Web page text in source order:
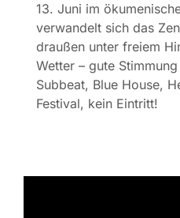
13. Juni im
verwandelt sich das
draußen unter freiem
Wetter – gute
Subbeat, Blue House,
Festival, kein Eintritt!